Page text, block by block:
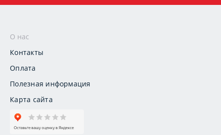
О нас
Контакты
Оплата
Полезная информация
Карта сайта